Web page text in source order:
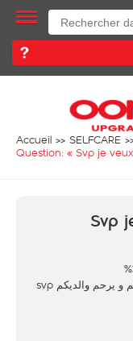
Accueil
SELFCARE
Question: « Svp je
Svp